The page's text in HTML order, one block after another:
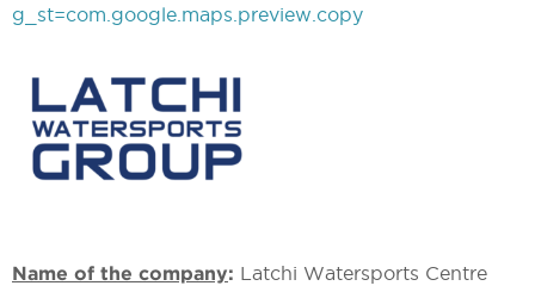
g_st=com.google.maps.preview.copy
Name of the company: Latchi Watersports Centre